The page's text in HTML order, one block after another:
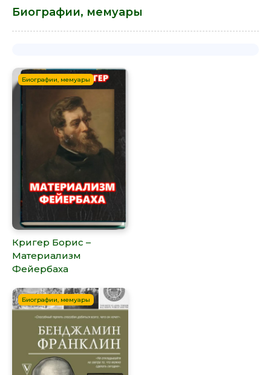
Биографии, мемуары
Биографии, мемуары
Кригер Борис –
Материализм
Фейербаха
Биографии, мемуары